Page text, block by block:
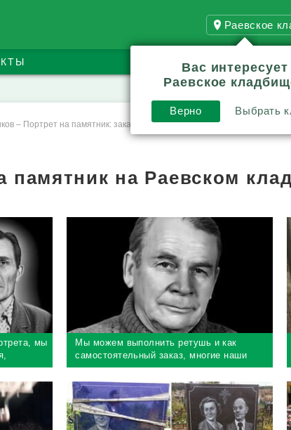
Раевское
– Портрет на памятник: заказ и стоимость
памятник на Раевском
мы
Мы можем выполнить ретушь и как
самостоятельный заказ, многие наши
клиенты делают заказ через интернет
Вас интересует
Раевское
Верно Выбрать